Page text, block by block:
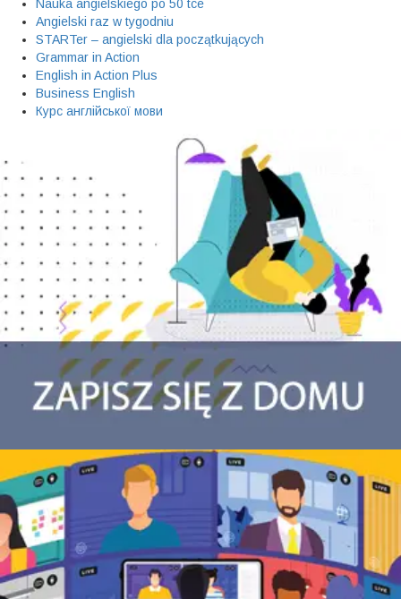
Nauka angielskiego po 50 tce
Angielski raz w tygodniu
STARTer – angielski dla początkujących
Grammar in Action
English in Action Plus
Business English
Курс англійської мови